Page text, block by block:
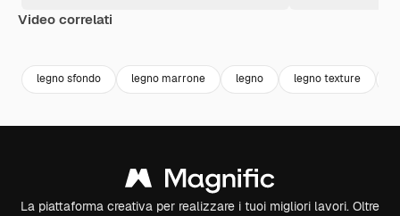
Video correlati
legno sfondo legno marrone legno legno texture
La piattaforma creativa per realizzare i tuoi migliori lavori. Oltre